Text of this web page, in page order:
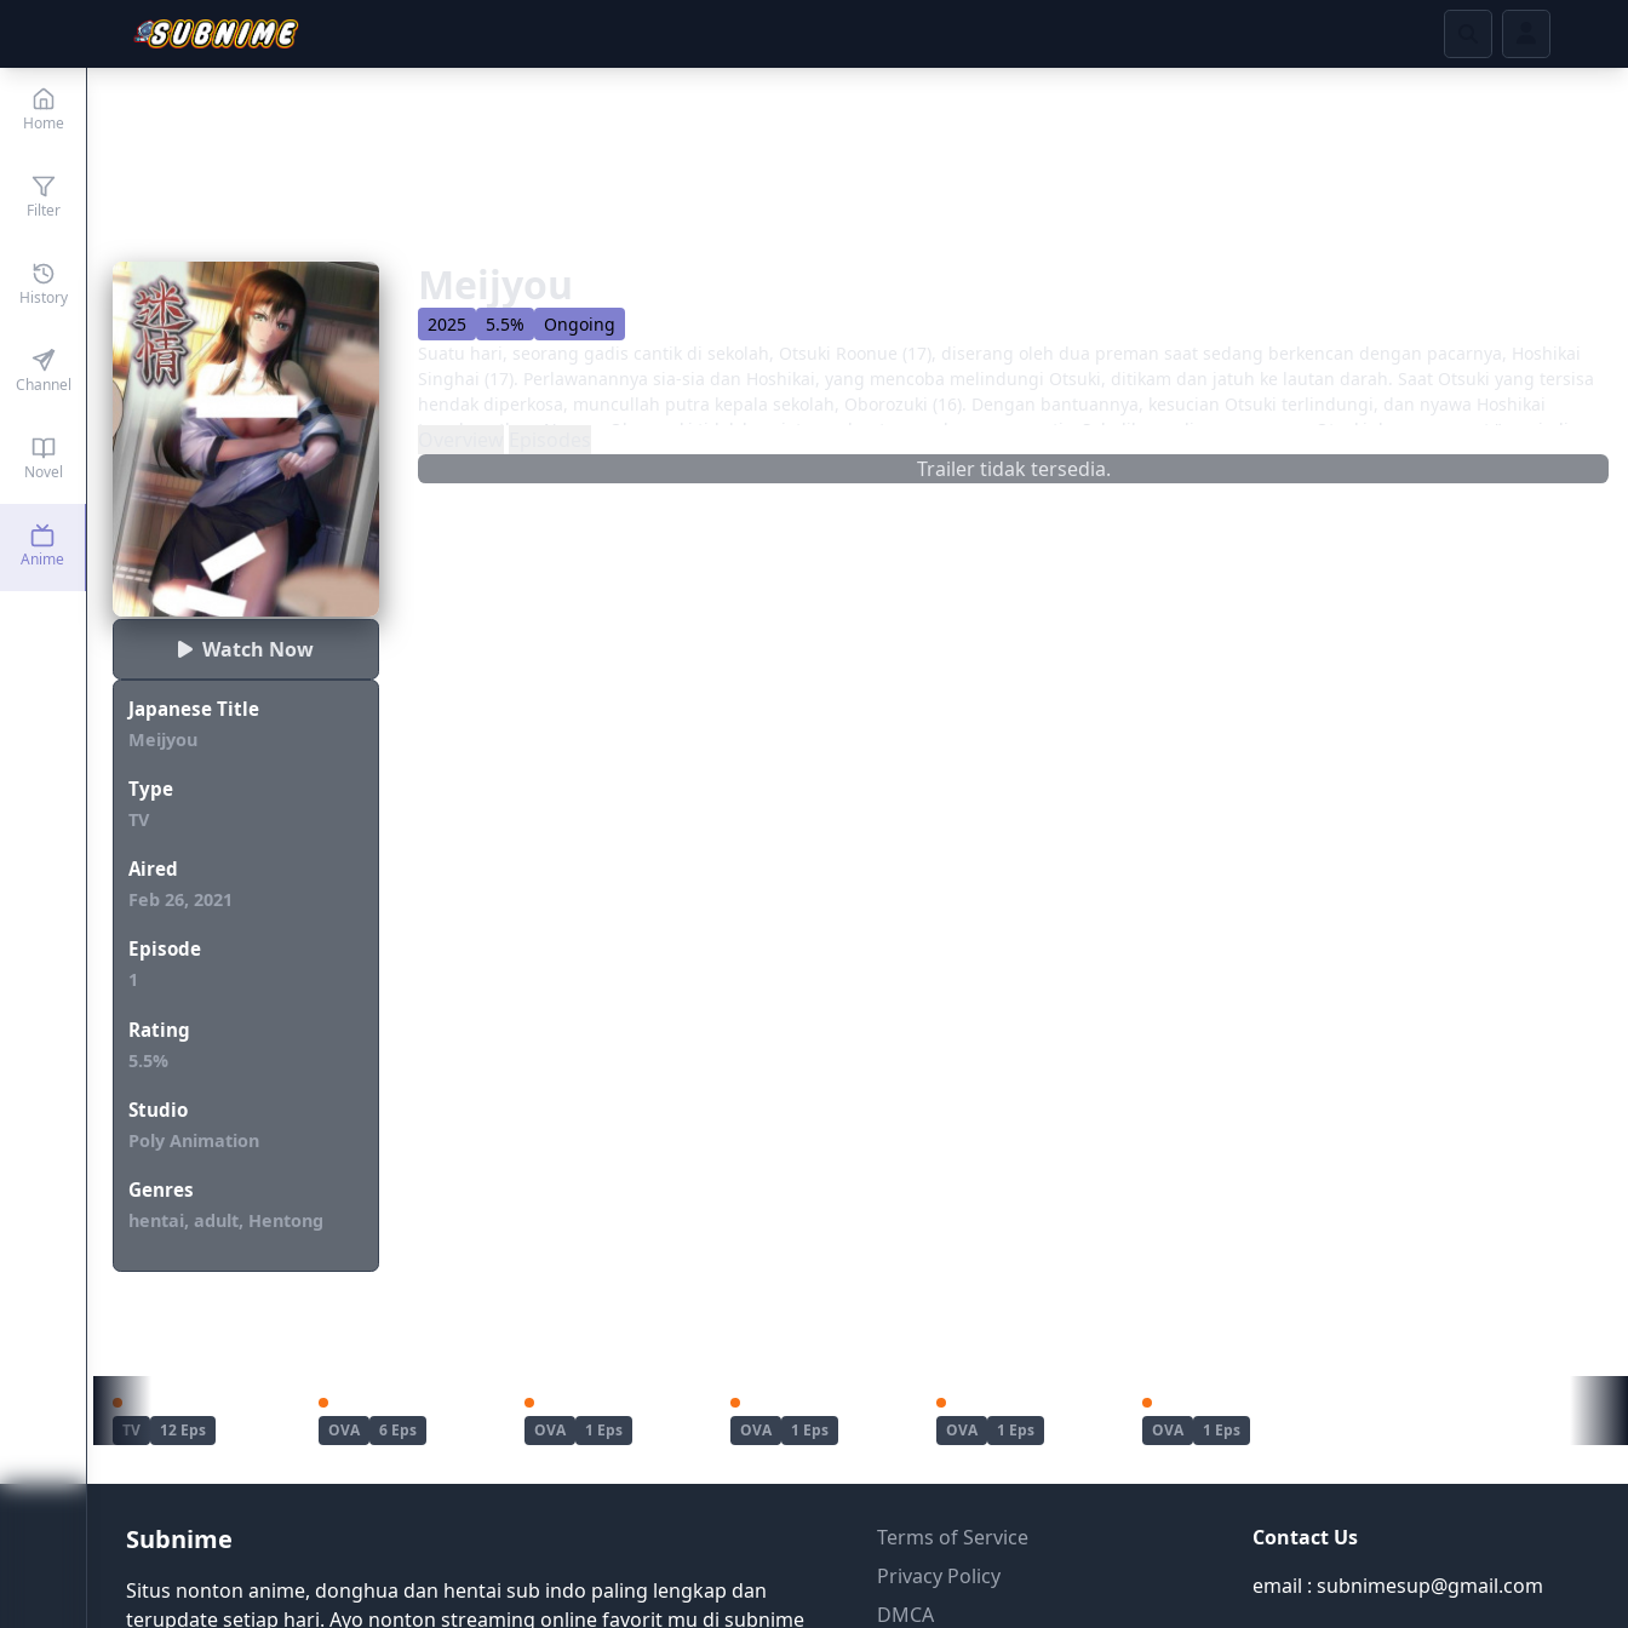
Home
Filter
History
Channel
Novel
Anime
Watch Now
Japanese Title
Meijyou
Type
TV
Aired
Feb 26, 2021
Episode
1
Rating
5.5%
Studio
Poly Animation
Genres
hentai, adult, Hentong
Meijyou
2025 5.5%
Ongoing
Suatu hari, seorang gadis cantik di sekolah, Otsuki Roonue (17), diserang oleh dua preman saat sedang berkencan dengan pacarnya, Hoshikai
Singhai (17). Perlawanannya sia-sia dan Hoshikai, yang mencoba melindungi Otsuki, ditikam dan jatuh ke lautan darah. Saat Otsuki yang tersisa
hendak diperkosa, muncullah putra kepala sekolah, Oborozuki (16). Dengan bantuannya, kesucian Otsuki terlindungi, dan nyawa Hoshikai
terselamatkan. Namun Oborozuki tidak berniat membantu mereka secara gratis. Sebaliknya, dia mengancam Otsuki dengan syarat "menjadi
istrinya selama seminggu", dan Obiyue tidak punya pilihan selain menyetujuinya. Tapi ada syarat untuk bantuan ini. Artinya, Otsuki akan
menjadi wanita Oborozuki selama seminggu. Otsuki setuju untuk keluar dari kesulitannya, dan yang terpenting untuk membantu Hoshikai.
Trailer tidak tersedia.
TV 12 Eps OVA 6 Eps OVA 1 Eps OVA 1 Eps OVA 1 Eps OVA 1 Eps
Subnime
Situs nonton anime, donghua dan hentai sub indo paling lengkap dan
terupdate setiap hari. Ayo nonton streaming online favorit mu di subnime
Terms of Service
Privacy Policy
DMCA
Contact Us
email : subnimesup@gmail.com